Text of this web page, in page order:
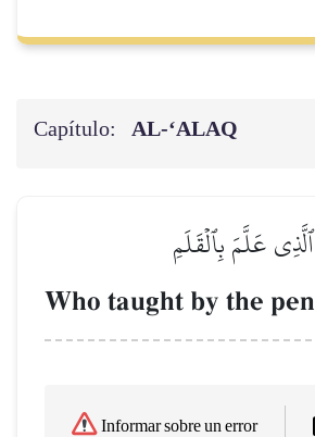
Capítulo: AL‑‘ALAQ
ٱلَّذِي عَلَّمَ بِٱلۡقَلَمِ
Who taught by the pen
Informar sobre un error